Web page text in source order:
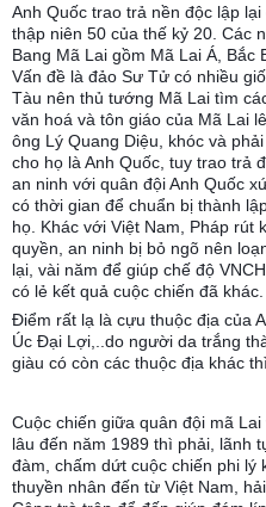
Anh Quốc trao trả nền độc lập
thập niên 50 của thế kỷ 20. Các
Bang Mã Lai gồm Mã Lai Á, Bắc
Vấn đề là đảo Sư Tử có nhiều
Tàu nên thủ tướng Mã Lai tìm
văn hoá và tôn giáo của Mã Lai
ông Lý Quang Diệu, khóc và
cho họ là Anh Quốc, tuy trao trả
an ninh với quân đội Anh Quốc
có thời gian để chuẩn bị thành
họ. Khác với Việt Nam, Pháp rút
quyền, an ninh bị bỏ ngõ nên
lại, vài năm để giúp chế độ
có lẻ kết quả cuộc chiến đã khác.
Điểm rất lạ là cựu thuộc địa của
Úc Đại Lợi,..do người da trắng
giàu có còn các thuộc địa khác
Cuộc chiến giữa quân đội mã
lâu đến năm 1989 thì phải, lãnh
đàm, chấm dứt cuộc chiến phi lý
thuyền nhân đến từ Việt Nam,